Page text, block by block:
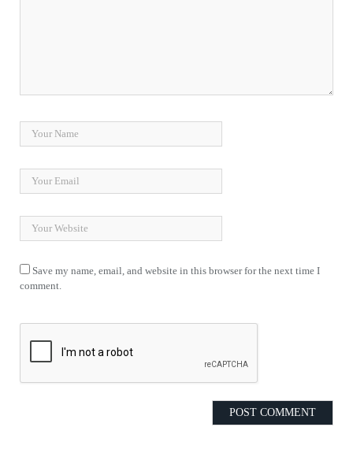
Save my name, email, and website in this browser for the next time I
comment.